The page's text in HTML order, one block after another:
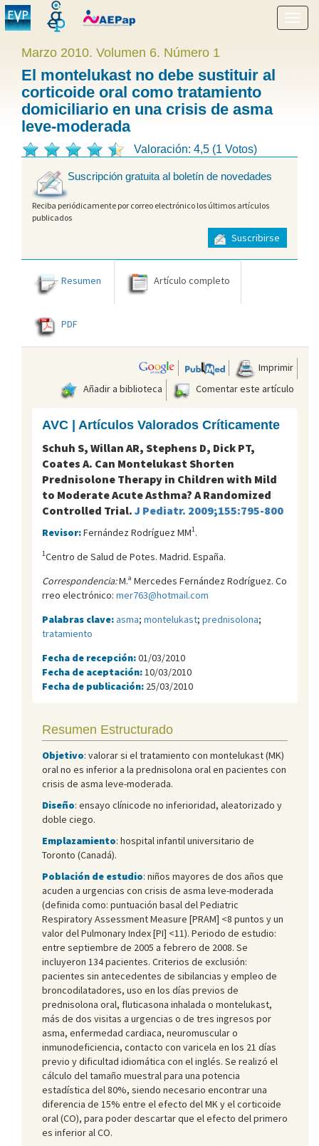
menú
Marzo 2010. Volumen 6. Número 1
El montelukast no debe sustituir al
corticoide oral como tratamiento
domiciliario en una crisis de asma
leve-moderada
Valoración: 4,5 (1 Votos)
Suscripción gratuita al boletín de novedades
Reciba periódicamente por correo electrónico los últimos artículos
publicados
Suscribirse
Resumen Artículo completo
PDF
Imprimir
Añadir a biblioteca
Comentar este artículo
AVC | Artículos Valorados Críticamente
Schuh S, Willan AR, Stephens D, Dick PT,
Coates A. Can Montelukast Shorten
Prednisolone Therapy in Children with Mild
to Moderate Acute Asthma? A Randomized
Controlled Trial. J Pediatr. 2009;155:795-800
Revisor:Fernández Rodríguez MM1.
1Centro de Salud de Potes. Madrid. España.
Correspondencia:M.ª Mercedes Fernández Rodríguez. Co
rreo electrónico: mer763@hotmail.com
Palabras clave:asma; montelukast; prednisolona;
tratamiento
Fecha de recepción:01/03/2010
Fecha de aceptación: 10/03/2010
Fecha de publicación: 25/03/2010
Resumen Estructurado
Objetivo: valorar si el tratamiento con montelukast (MK)
oral no es inferior a la prednisolona oral en pacientes con
crisis de asma leve-moderada.
Diseño: ensayo clínicode no inferioridad, aleatorizado y
doble ciego.
Emplazamiento: hospital infantil universitario de
Toronto (Canadá).
Población de estudio: niños mayores de dos años que
acuden a urgencias con crisis de asma leve-moderada
(definida como: puntuación basal del Pediatric
Respiratory Assessment Measure [PRAM] <8 puntos y un
valor del Pulmonary Index [PI] <11). Periodo de estudio:
entre septiembre de 2005 a febrero de 2008. Se
incluyeron 134 pacientes. Criterios de exclusión:
pacientes sin antecedentes de sibilancias y empleo de
broncodilatadores, uso en los días previos de
prednisolona oral, fluticasona inhalada o montelukast,
más de dos visitas a urgencias o de tres ingresos por
asma, enfermedad cardiaca, neuromuscular o
inmunodeficiencia, contacto con varicela en los 21 días
previo y dificultad idiomática con el inglés. Se realizó el
cálculo del tamaño muestral para una potencia
estadística del 80%, siendo necesario encontrar una
diferencia de 15% entre el efecto del MK y el corticoide
oral (CO), para poder descartar que el efecto del primero
es inferior al CO.